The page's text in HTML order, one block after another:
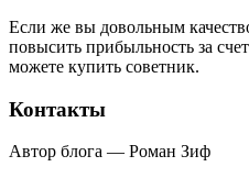
Если же вы довольным
повысить прибыльность за
можете купить советник.
Контакты
Автор блога — Роман Зиф